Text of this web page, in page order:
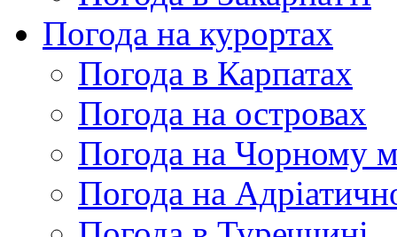
Погода на курортах
Погода в Карпатах
Погода на островах
Погода на Чорному
Погода на